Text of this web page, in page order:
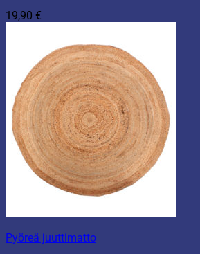
19,90 €
Pyöreä juuttimatto